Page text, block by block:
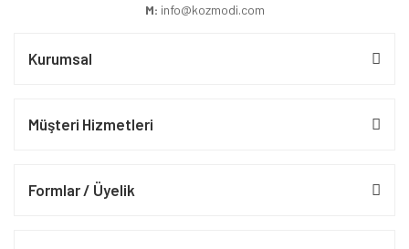
M: info@kozmodi.com
Kurumsal
Müşteri Hizmetleri
Formlar / Üyelik